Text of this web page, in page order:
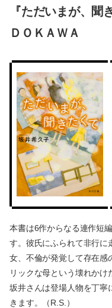
『ただいまが、聞
ＤＯＫＡＷＡ
本書は6作からなる連作短
す。彼氏にふられて非行に
女、不倫が発覚して存在感
リックな母という壊れか
坂井さんは登場人物を丁寧
きます。（R.S.）